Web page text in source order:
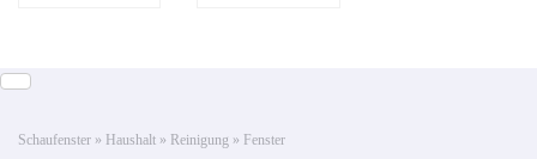
bis zu 35 min
Flächen,
Schaufenster » Haushalt » Reinigung » Fenster